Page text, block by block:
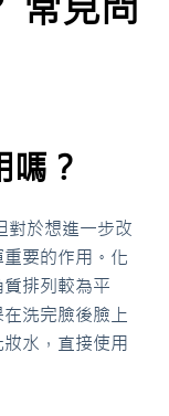
？
對於想進一步改
要的作用。化
排列較為平
洗完臉後臉上
水，直接使用